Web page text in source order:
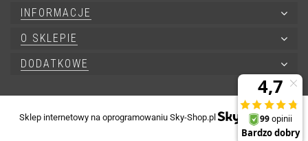
INFORMACJE
O SKLEPIE
DODATKOWE
Sklep internetowy na oprogramowaniu Sky-Shop.pl